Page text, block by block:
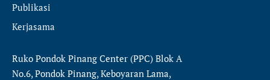
Publikasi
Kerjasama
Ruko Pondok Pinang Center (PPC) Blok A
No.6, Pondok Pinang, Keboyaran Lama,